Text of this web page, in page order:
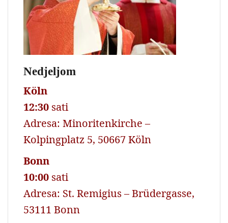
Nedjeljom
Köln
12:30 sati
Adresa: Minoritenkirche –
Kolpingplatz 5, 50667 Köln
Bonn
10:00 sati
Adresa: St. Remigius – Brüdergasse,
53111 Bonn